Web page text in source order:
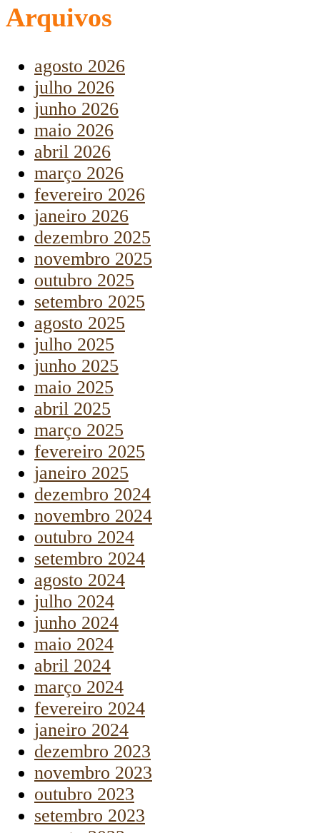
Arquivos
agosto 2026
julho 2026
junho 2026
maio 2026
abril 2026
março 2026
fevereiro 2026
janeiro 2026
dezembro 2025
novembro 2025
outubro 2025
setembro 2025
agosto 2025
julho 2025
junho 2025
maio 2025
abril 2025
março 2025
fevereiro 2025
janeiro 2025
dezembro 2024
novembro 2024
outubro 2024
setembro 2024
agosto 2024
julho 2024
junho 2024
maio 2024
abril 2024
março 2024
fevereiro 2024
janeiro 2024
dezembro 2023
novembro 2023
outubro 2023
setembro 2023